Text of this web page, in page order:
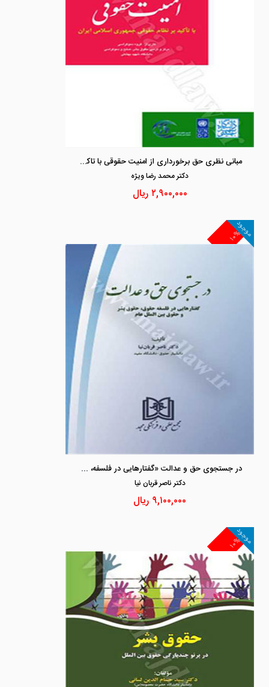
مبانی نظری حق برخورداری از امنیت حقوقی با تاکید بر نظام جمهوری اسلامی ایران
دكتر محمد رضا ويژه
۲,۹۰۰,۰۰۰ریال
۱۰%
موجود
در جستجوی حق و عدالت «گفتارهایی در فلسفه، حقوق بشر و حقوق بین الملل عام»
دكتر ناصر قربان نيا
۹,۱۰۰,۰۰۰ ریال
۱۰%
موجود